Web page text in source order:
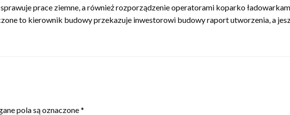
prace ziemne, a również rozporządzenie operatorami koparko
to kierownik budowy przekazuje inwestorowi budowy raport utworzenia, a
pola są oznaczone*